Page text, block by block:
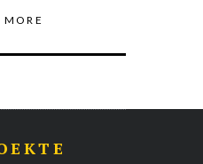
MORE